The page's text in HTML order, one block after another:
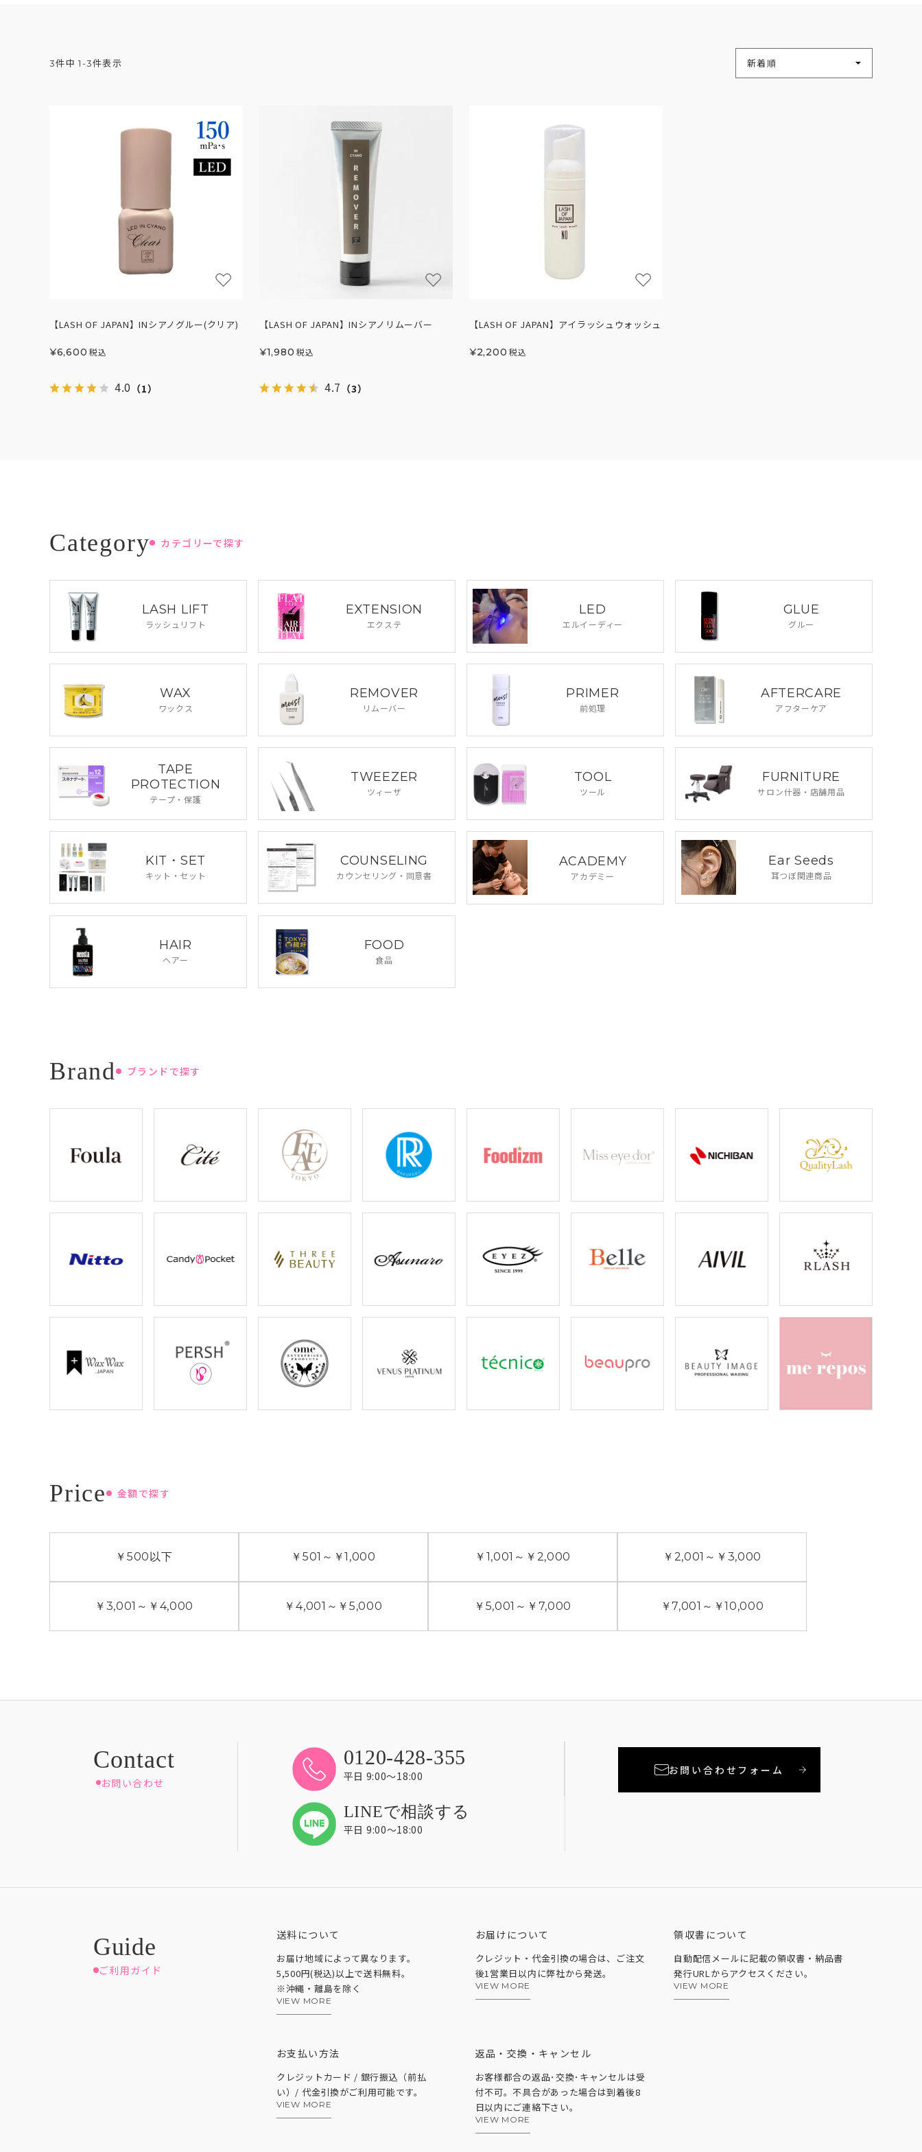
並び替え
新着順
3件中 1-3件表示
【LASH OF JAPAN】INシアノグルー(クリア)
¥6,600 税込
4.0 （1）
【LASH OF JAPAN】INシアノリムーバー
¥1,980 税込
4.7 （3）
【LASH OF JAPAN】アイラッシュウォッシュ
¥2,200 税込
カテゴリーで探す
LASH LIFT
ラッシュリフト
EXTENSION
エクステ
LED
エルイーディー
GLUE
グルー
WAX
ワックス
REMOVER
リムーバー
PRIMER
前処理
AFTERCARE
アフターケア
TAPE
PROTECTION
テープ・保護
TWEEZER
ツィーザ
TOOL
ツール
FURNITURE
サロン什器・ 店舗用品
KIT・SET
キット・セット
COUNSELING
カウンセリング・ 同意書
ACADEMY
アカデミー
Ear Seeds
耳つぼ関連商品
HAIR
ヘアー
FOOD
食品
ブランドで探す
金額で探す
￥500以下 ￥501 ～ ￥1,000 ￥1,001 ～ ￥2,000 ￥2,001 ～ ￥3,000
￥3,001 ～ ￥4,000 ￥4,001 ～ ￥5,000 ￥5,001 ～ ￥7,000 ￥7,001 ～ ￥10,000
お問い合わせ
0120-428-355
平日 9:00〜18:00
LINEで相談する
平日 9:00〜18:00
お問い合わせフォーム
ご利用ガイド
送料について
お届け地域によって異なります。
5,500円(税込)以上で送料無料。
※沖縄・離島を除く
VIEW MORE
お届けについて
クレジット・代金引換の場合は、ご注文
後1営業日以内に弊社から発送。
VIEW MORE
領収書について
自動配信メールに記載の領収書・納品書
発行URLからアクセスください。
VIEW MORE
お支払い方法
クレジットカード / 銀行振込（前払
い）/ 代金引換がご利用可能です。
VIEW MORE
返品・交換・キャンセル
お客様都合の返品･交換･キャンセルは受
付不可。不具合があった場合は到着後8
日以内にご連絡下さい。
VIEW MORE